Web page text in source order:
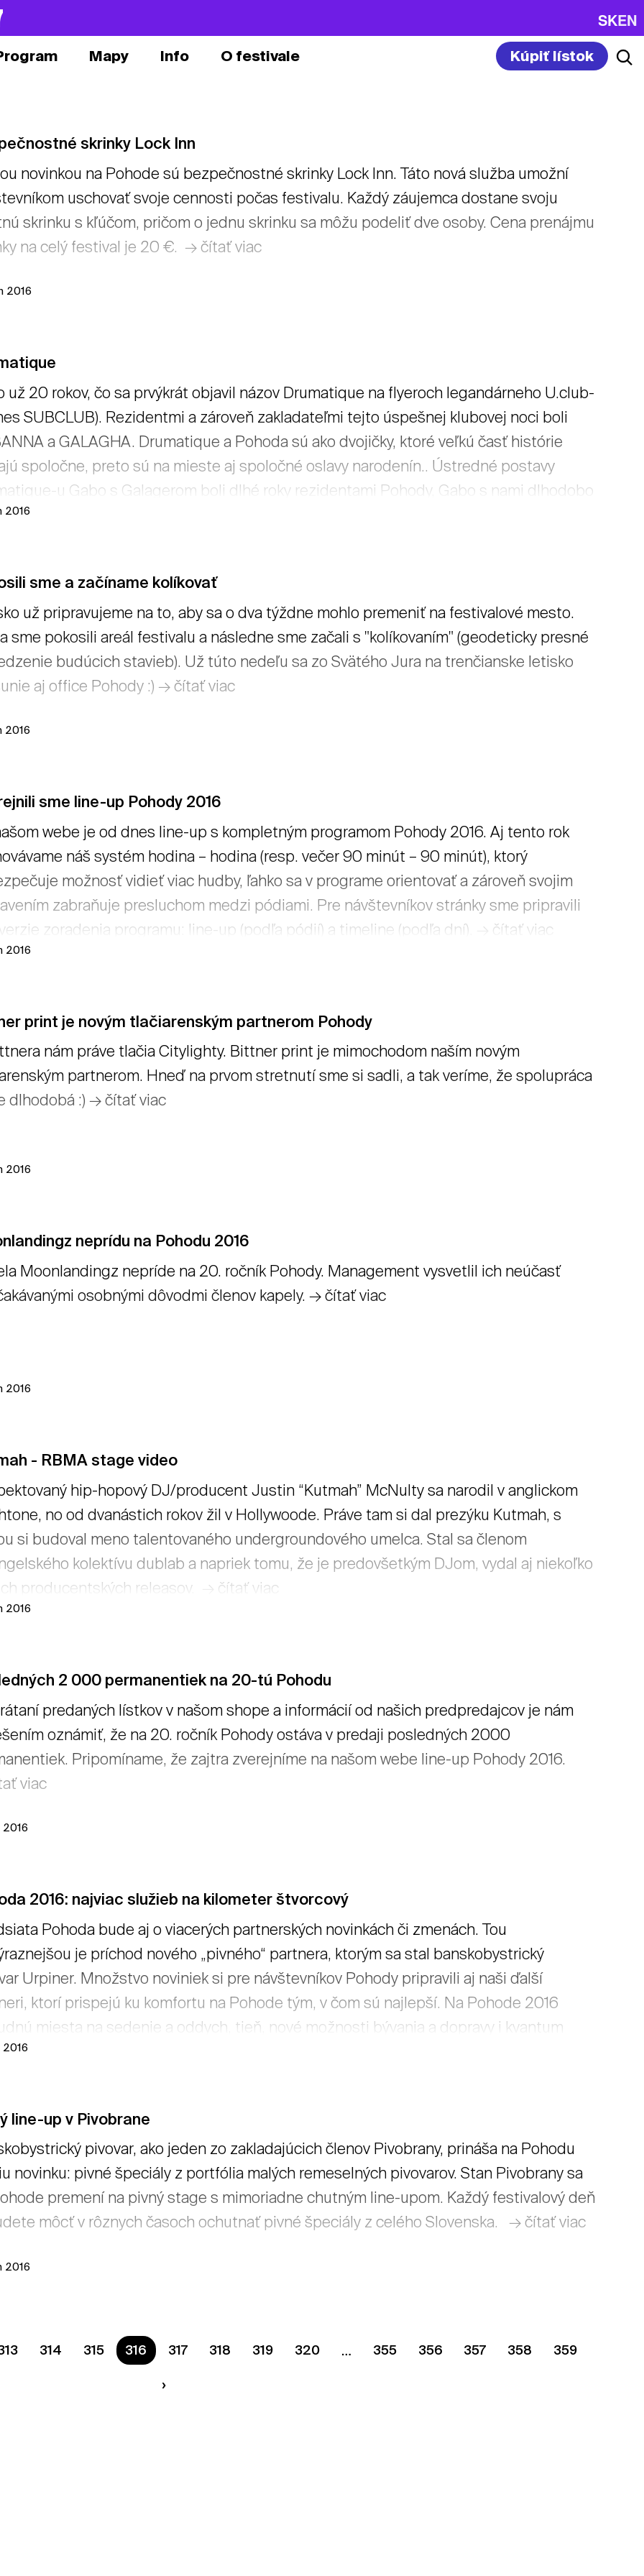
SKEN
Mapy Info O festivale Kúpiť lístok
skrinky Lock Inn
novinkou na Pohode sú bezpečnostné skrinky Lock Inn. Táto nová služba umožní
uschovať svoje cennosti počas festivalu. Každý záujemca dostane svoju
skrinku s kľúčom, pričom o jednu skrinku sa môžu podeliť dve osoby. Cena prenájmu
na celý festival je 20 €. → čítať viac
2016
už 20 rokov, čo sa prvýkrát objavil názov Drumatique na flyeroch legandárneho U.club­
SUBCLUB). Rezidentmi a zároveň zakladateľmi tejto úspešnej klubovej noci boli
a GALAGHA. Drumatique a Pohoda sú ako dvojičky, ktoré veľkú časť histórie
spoločne, preto sú na mieste aj spoločné oslavy narodenín.. Ústredné postavy
u Gabo s Galagerom boli dlhé roky rezidentami Pohody, Gabo s nami dlhodobo
ako spoludramaturg a stage manažér. Páni si zahrali okrem Slovenska a
SVETLUX, CLIVE, INKWALL, ZAJO a ROLAND. Z nich piati sa predstavia na
festivale. → čítať viac
2016
sme a začíname kolíkovať
už pripravujeme na to, aby sa o dva týždne mohlo premeniť na festivalové mesto.
sme pokosili areál festivalu a následne sme začali s "kolíkovaním" (geodeticky presné
budúcich stavieb). Už túto nedeľu sa zo Svätého Jura na trenčianske letisko
aj office Pohody :) → čítať viac
2016
sme line-up Pohody 2016
webe je od dnes line-up s kompletným programom Pohody 2016. Aj tento rok
náš systém hodina – hodina (resp. večer 90 minút – 90 minút), ktorý
možnosť vidieť viac hudby, ľahko sa v programe orientovať a zároveň svojim
zabraňuje presluchom medzi pódiami. Pre návštevníkov stránky sme pripravili
zoradenia programu: line-up (podľa pódií) a timeline (podľa dní). → čítať viac
2016
print je novým tlačiarenským partnerom Pohody
nám práve tlačia Citylighty. Bittner print je mimochodom naším novým
partnerom. Hneď na prvom stretnutí sme si sadli, a tak veríme, že spolupráca
dlhodobá :) → čítať viac
2016
neprídu na Pohodu 2016
Moonlandingz nepríde na 20. ročník Pohody. Management vysvetlil ich neúčasť
osobnými dôvodmi členov kapely. → čítať viac
2016
- RBMA stage video
hip-hopový DJ/producent Justin “Kutmah” McNulty sa narodil v anglickom
no od dvanástich rokov žil v Hollywoode. Práve tam si dal prezýku Kutmah, s
si budoval meno talentovaného undergroundového umelca. Stal sa členom
kolektívu dublab a napriek tomu, že je predovšetkým DJom, vydal aj niekoľko
producentských releasov. → čítať viac
2016
2 000 permanentiek na 20-tú Pohodu
predaných lístkov v našom shope a informácií od našich predpredajcov je nám
oznámiť, že na 20. ročník Pohody ostáva v predaji posledných 2000
Pripomíname, že zajtra zverejníme na našom webe line-up Pohody 2016.
viac
2016
2016: najviac služieb na kilometer štvorcový
Pohoda bude aj o viacerých partnerských novinkách či zmenách. Tou
je príchod nového „pivného“ partnera, ktorým sa stal banskobystrický
Urpiner. Množstvo noviniek si pre návštevníkov Pohody pripravili aj naši ďalší
ktorí prispejú ku komfortu na Pohode tým, v čom sú najlepší. Na Pohode 2016
miesta na sedenie a oddych, tieň, nové možnosti bývania a dopravy i kvantum
služieb, ktoré vytvoria pre návštevníkov ešte viac pohody. → čítať viac
2016
line-up v Pivobrane
pivovar, ako jeden zo zakladajúcich členov Pivobrany, prináša na Pohodu
novinku: pivné špeciály z portfólia malých remeselných pivovarov. Stan Pivobrany sa
premení na pivný stage s mimoriadne chutným line-upom. Každý festivalový deň
môcť v rôznych časoch ochutnať pivné špeciály z celého Slovenska. → čítať viac
2016
314 315 Ste na strane
316 317 318 319 320 355 356 357 358 359